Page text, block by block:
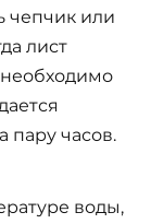
чепчик или
лист
необходимо
пару часов.
воды,